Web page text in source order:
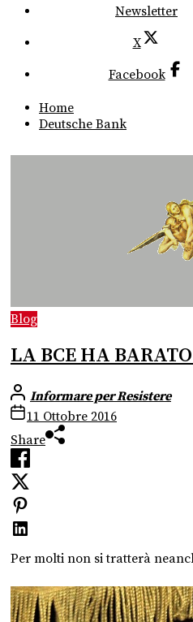
Newsletter
X
Facebook
Home
Deutsche Bank
Blog
LA BCE HA
Informare per Resistere
11 Ottobre 2016
Share
Per molti non si tratterà